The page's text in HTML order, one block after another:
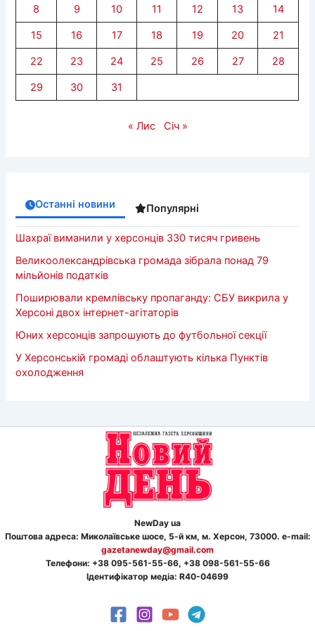
8 9 10 11 12 13 14
15 16 17 18 19 20 21
22 23 24 25 26 27 28
29 30 31
« Лис Січ »
Останні новини Популярні
Шахраї виманили у херсонців 330 тисяч гривень
Великоолександрівська громада зібрала понад 79
мільйонів податків
Поширювали кремлівську пропаганду: СБУ викрила у
Херсоні двох інтернет-агітаторів
Юних херсонців запрошують до футбольної секції
У Херсонській громаді облаштують кілька Пунктів
охолодження
NewDay ua
Поштова адреса: Миколаївське шосе, 5-й км, м. Херсон, 73000. e-mail:
gazetanewday@gmail.com
Телефони: +38 095-561-55-66, +38 098-561-55-66
Ідентифікатор медіа: R40-04699